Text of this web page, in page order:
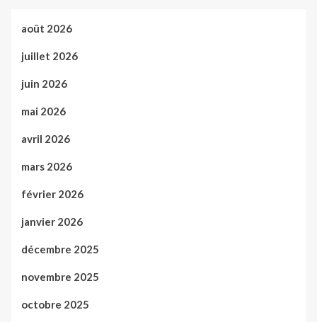
août 2026
juillet 2026
juin 2026
mai 2026
avril 2026
mars 2026
février 2026
janvier 2026
décembre 2025
novembre 2025
octobre 2025